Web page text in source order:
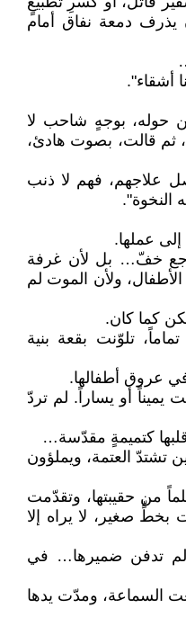
دمعة نفاق أمام
أشقاء".
حوله، بوجهٍ شاحب لا
ثم قالت، بصوت هادئ،
علاجهم، فهم لا ذنب
النخوة".
إلى عملها.
خفّ… بل لأن غرفة
ولأن الموت لم
كما كان.
تلوّنت بقعة بنية
عروق أطفالها.
أو يساراً. لم تردّ
كتميمةٍ مقدّسة…
تشتدّ العتمة، ويملؤون
من حقيبتها، وتقدّمت
بخطٍّ صغير، لا يراه إلا
تدفن ضميرها… في
السماعة، ومدّت يدها